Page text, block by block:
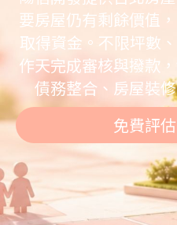
要房屋仍有剩餘價值
取得資金。不限坪數
作天完成審核與撥款
債務整合、房屋裝
免費評